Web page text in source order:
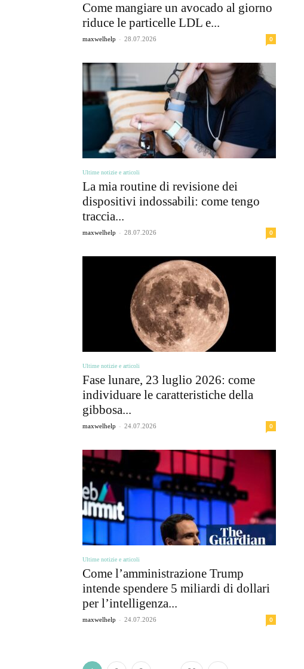
Come mangiare un avocado al giorno
riduce le particelle LDL e...
maxwelhelp - 28.07.2026 0
Ultime notizie e articoli
La mia routine di revisione dei
dispositivi indossabili: come tengo
traccia...
maxwelhelp - 28.07.2026 0
Ultime notizie e articoli
Fase lunare, 23 luglio 2026: come
individuare le caratteristiche della
gibbosa...
maxwelhelp - 24.07.2026 0
Ultime notizie e articoli
Come l’amministrazione Trump
intende spendere 5 miliardi di dollari
per l’intelligenza...
maxwelhelp - 24.07.2026 0